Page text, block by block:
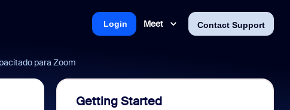
Meet Contact Support
Login
para Zoom
Getting Started